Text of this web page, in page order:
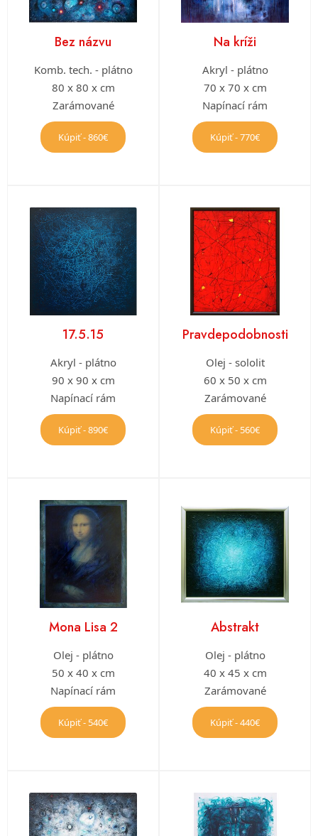
Bez názvu
Komb. tech. - plátno
80 x 80 x cm
Zarámované
Kúpiť - 860€
Na kríži
Akryl - plátno
70 x 70 x cm
Napínací rám
Kúpiť - 770€
17.5.15
Akryl - plátno
90 x 90 x cm
Napínací rám
Kúpiť - 890€
Pravdepodobnosti
Olej - sololit
60 x 50 x cm
Zarámované
Kúpiť - 560€
Mona Lisa 2
Olej - plátno
50 x 40 x cm
Napínací rám
Kúpiť - 540€
Abstrakt
Olej - plátno
40 x 45 x cm
Zarámované
Kúpiť - 440€